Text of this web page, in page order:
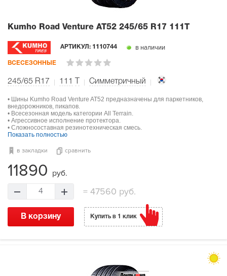
Kumho Road Venture AT52 245/65 R17 111T
АРТИКУЛ: 1110744 в наличии
ВСЕСЕЗОННЫЕ
245/65 R17 111 Симметричный
• Шины Kumho Road Venture AT52 предназначены для паркетников,
внедорожников, пикапов.
• Всесезонная модель категории All Terrain.
• Агрессивное исполнение протектора.
• Сложносоставная резинотехническая смесь.
Показать полностью
в закладки сравнить
11890 руб.
4 =47560 руб.
В корзину Купить в 1 клик